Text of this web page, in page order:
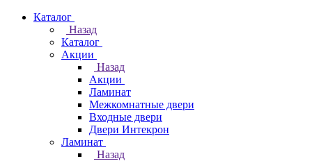
Каталог
Назад
Каталог
Акции
Назад
Акции
Ламинат
Межкомнатные двери
Входные двери
Двери Интекрон
Ламинат
Назад